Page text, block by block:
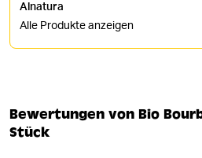
Alnatura
Alle Produkte anzeigen
Bewertungen von Bio
Stück